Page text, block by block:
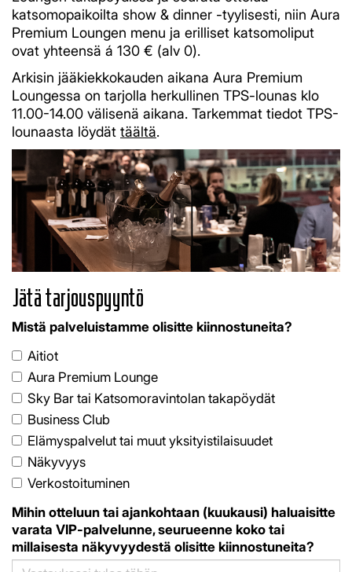
katsomopaikoilta show & dinner -tyylisesti, niin Aura
Premium Loungen menu ja erilliset katsomoliput
ovat yhteensä á 130 € (alv 0).
Arkisin jääkiekkokauden aikana Aura Premium
Loungessa on tarjolla herkullinen TPS-lounas klo
11.00-14.00 välisenä aikana. Tarkemmat tiedot TPS-
lounaasta löydät täältä.
Jätä tarjouspyyntö
Mistä palveluistamme olisitte kiinnostuneita?
Aitiot
Aura Premium Lounge
Sky Bar tai Katsomoravintolan takapöydät
Business Club
Elämyspalvelut tai muut yksityistilaisuudet
Näkyvyys
Verkostoituminen
Mihin otteluun tai ajankohtaan (kuukausi) haluaisitte
varata VIP-palvelunne, seurueenne koko tai
millaisesta näkyvyydestä olisitte kiinnostuneita?